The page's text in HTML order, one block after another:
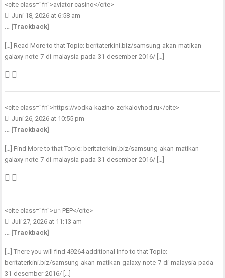
<cite class="fn">aviator casino</cite>
Juni 18, 2026 at 6:58 am
… [Trackback]
[…] Read More to that Topic: beritaterkini.biz/samsung-akan-matikan-
galaxy-note-7-di-malaysia-pada-31-desember-2016/ […]
<cite class="fn">https://vodka-kazino-zerkalovhod.ru</cite>
Juni 26, 2026 at 10:55 pm
… [Trackback]
[…] Find More to that Topic: beritaterkini.biz/samsung-akan-matikan-
galaxy-note-7-di-malaysia-pada-31-desember-2016/ […]
<cite class="fn">ยา PEP</cite>
Juli 27, 2026 at 11:13 am
… [Trackback]
[…] There you will find 49264 additional Info to that Topic:
beritaterkini.biz/samsung-akan-matikan-galaxy-note-7-di-malaysia-pada-
31-desember-2016/ […]